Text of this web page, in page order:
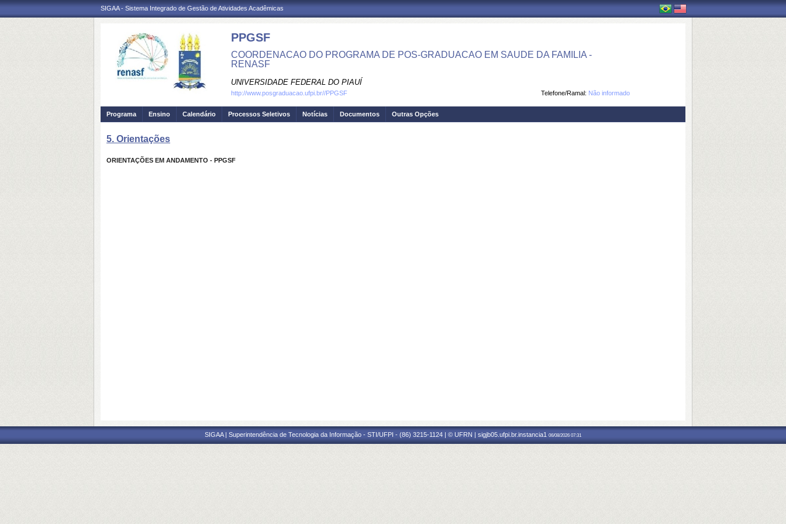
SIGAA - Sistema Integrado de Gestão de Atividades Acadêmicas
PPGSF
COORDENACAO DO PROGRAMA DE POS-GRADUACAO EM SAUDE DA FAMILIA -
RENASF
UNIVERSIDADE FEDERAL DO PIAUÍ
Telefone/Ramal: Não informado
http://www.posgraduacao.ufpi.br//PPGSF
Programa Ensino Calendário Processos Seletivos Notícias Documentos Outras Opções
5. Orientações
ORIENTAÇÕES EM ANDAMENTO - PPGSF
SIGAA | Superintendência de Tecnologia da Informação - STI/UFPI - (86) 3215-1124 | © UFRN | sigjb05.ufpi.br.instancia1 06/08/2026 07:31